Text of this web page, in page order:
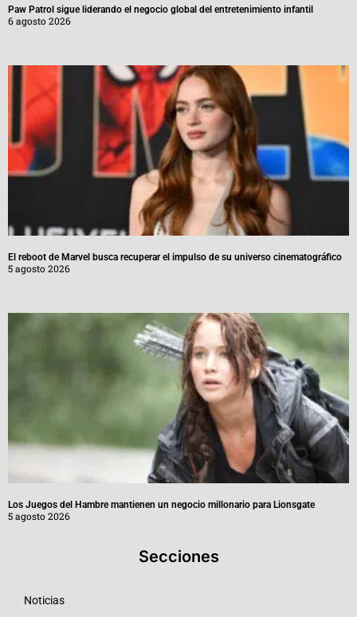
Paw Patrol sigue liderando el negocio global del entretenimiento infantil
6 agosto 2026
El reboot de Marvel busca recuperar el impulso de su universo cinematográfico
5 agosto 2026
Los Juegos del Hambre mantienen un negocio millonario para Lionsgate
5 agosto 2026
Secciones
Noticias